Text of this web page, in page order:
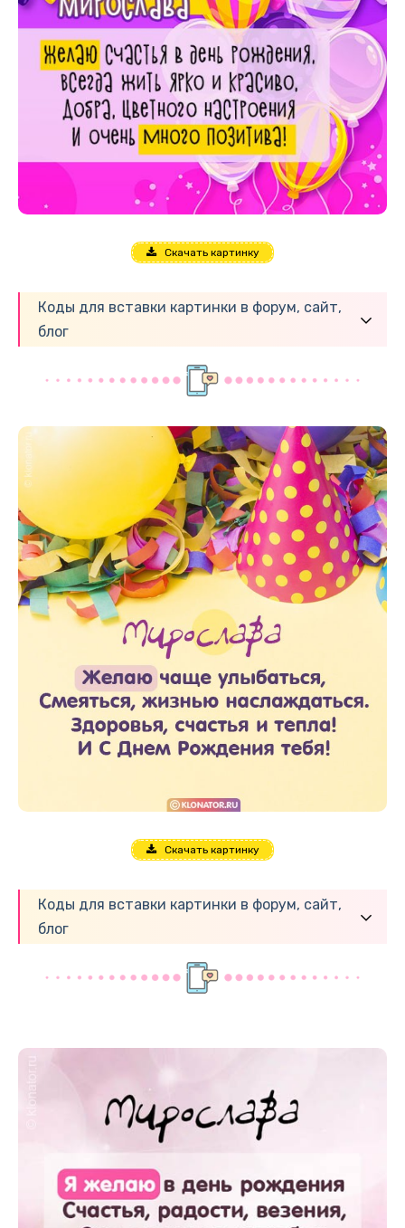
Скачать картинку
Коды для вставки картинки в форум, сайт,
блог
Скачать картинку
Коды для вставки картинки в форум, сайт,
блог